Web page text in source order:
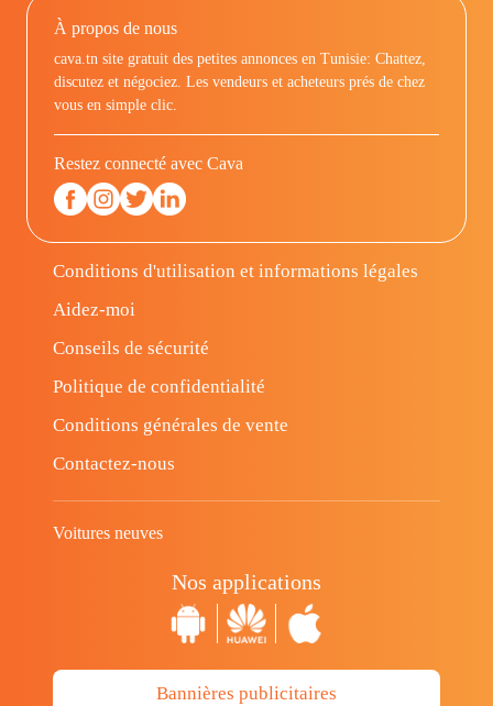
À propos de nous
cava.tn site gratuit des petites annonces en Tunisie: Chattez,
discutez et négociez. Les vendeurs et acheteurs prés de chez
vous en simple clic.
Restez connecté avec Cava
Conditions d'utilisation et informations légales
Aidez-moi
Conseils de sécurité
Politique de confidentialité
Conditions générales de vente
Contactez-nous
Voitures neuves
Nos applications
Bannières publicitaires